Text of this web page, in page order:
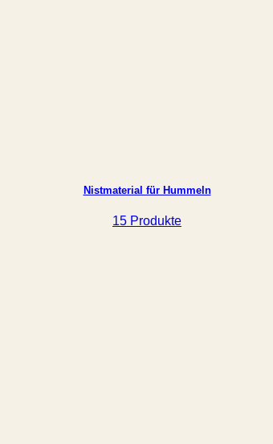
Nistmaterial für Hummeln
15 Produkte